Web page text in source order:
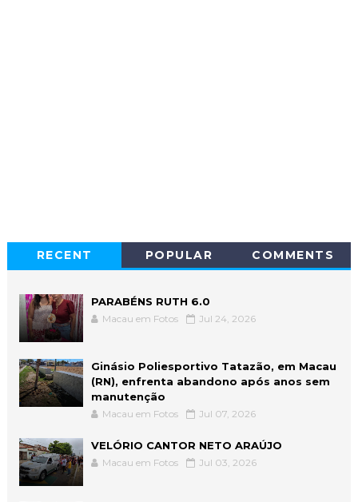
RECENT POPULAR COMMENTS
PARABÉNS RUTH 6.0
Macau em Fotos Jul 24, 2026
Ginásio Poliesportivo Tatazão, em Macau
(RN), enfrenta abandono após anos sem
manutenção
Macau em Fotos Jul 07, 2026
VELÓRIO CANTOR NETO ARAÚJO
Macau em Fotos Jul 03, 2026